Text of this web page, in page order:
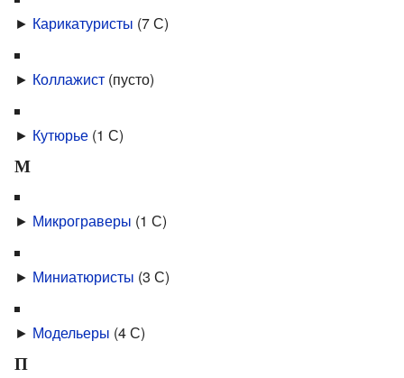
► Карикатуристы (7 С)
► Коллажист (пусто)
► Кутюрье (1 С)
М
► Микрограверы (1 С)
► Миниатюристы (3 С)
► Модельеры (4 С)
П